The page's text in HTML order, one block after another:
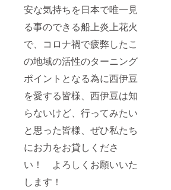
安な気持ちを日本で唯一見
る事のできる船上炎上花火
で、コロナ禍で疲弊したこ
の地域の活性のターニング
ポイントとなる為に西伊豆
を愛する皆様、西伊豆は知
らないけど、行ってみたい
と思った皆様、ぜひ私たち
にお力をお貸しくださ
い！ よろしくお願いいた
します！